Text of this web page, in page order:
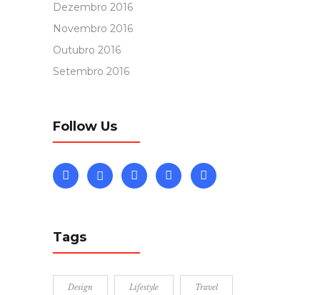
Dezembro 2016
Novembro 2016
Outubro 2016
Setembro 2016
Follow Us
Tags
Design Lifestyle Travel